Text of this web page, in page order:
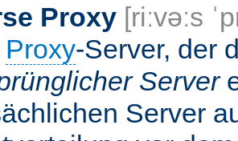
Proxy [riːvəːs
Proxy-Server, der
Server
Server